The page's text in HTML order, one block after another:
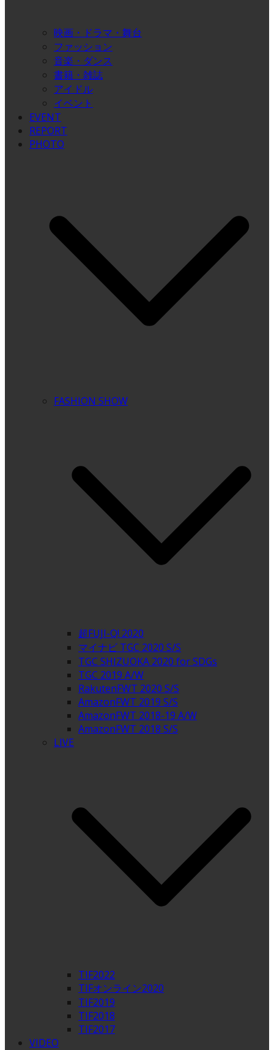
映画・ドラマ・舞台
ファッション
音楽・ダンス
書籍・雑誌
アイドル
イベント
EVENT
REPORT
PHOTO
FASHION SHOW
超FUJI-Q! 2020
マイナビ TGC 2020 S/S
TGC SHIZUOKA 2020 for SDGs
TGC 2019 A/W
RakutenFWT 2020 S/S
AmazonFWT 2019 S/S
AmazonFWT 2018-19 A/W
AmazonFWT 2018 S/S
LIVE
TIF2022
TIFオンライン2020
TIF2019
TIF2018
TIF2017
VIDEO